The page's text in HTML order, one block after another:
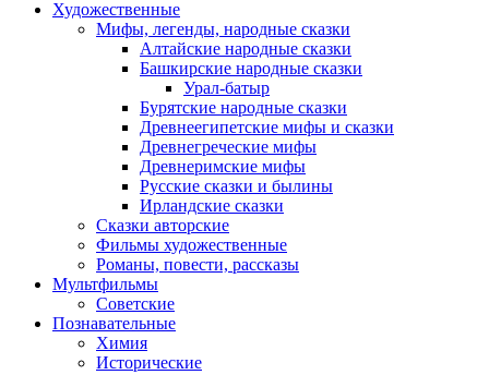
Художественные
Мифы, легенды, народные сказки
Алтайские народные сказки
Башкирские народные сказки
Урал-батыр
Бурятские народные сказки
Древнеегипетские мифы и сказки
Древнегреческие мифы
Древнеримские мифы
Русские сказки и былины
Ирландские сказки
Сказки авторские
Фильмы художественные
Романы, повести, рассказы
Мультфильмы
Советские
Познавательные
Химия
Исторические